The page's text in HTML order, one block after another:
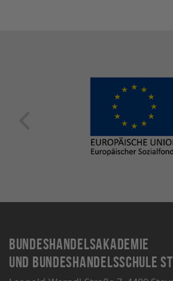
Bundeshandelsakademie
und Bundeshandelsschule